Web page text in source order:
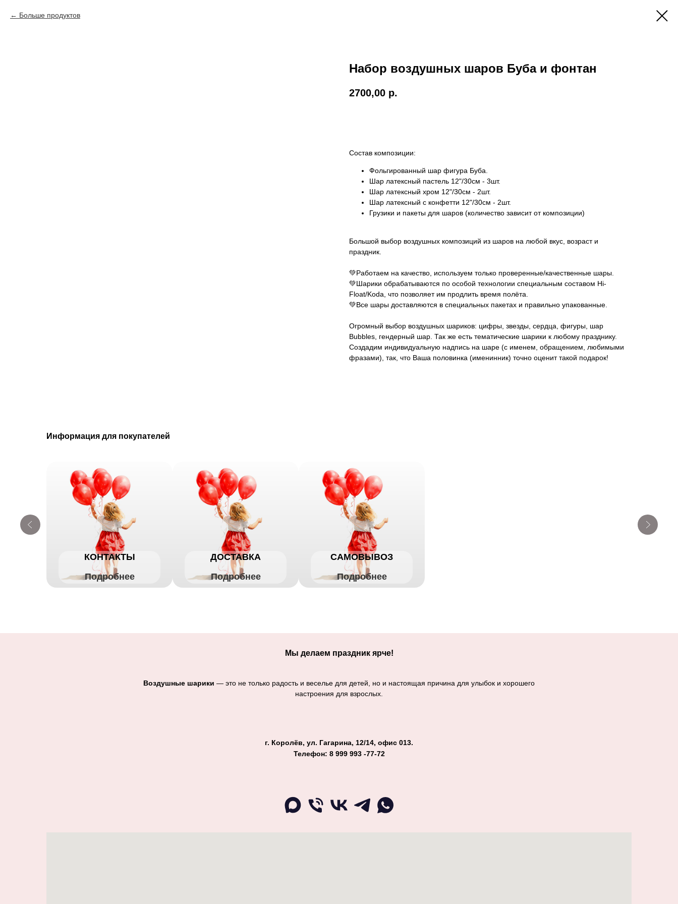
Больше продуктов
Набор воздушных шаров Буба и фонтан
2700,00 р.
Состав композиции:
Фольгированный шар фигура Буба.
Шар латексный пастель 12"/30см - 3шт.
Шар латексный хром 12"/30см - 2шт.
Шар латексный с конфетти 12"/30см - 2шт.
Грузики и пакеты для шаров (количество зависит от композиции)
Большой выбор воздушных композиций из шаров на любой вкуc, вoзpacт и
пpаздник.
💚Работаем на качество, используем только проверенные/качественные шары.
💚Шарики обрабатываются по особой технологии специальным составом Hi-
Float/Koda, что позволяет им продлить время полёта.
💚Все шары доставляются в специальных пакетах и правильно упакованные.
Огромный выбор воздушных шариков: цифры, звезды, сердца, фигуры, шар
Вubblеs, гендерный шар. Так же есть тематические шарики к любому празднику.
Создадим индивидуальную надпись на шаре (с именем, обращением, любимыми
фразами), так, что Ваша половинка (именинник) точно оценит такой подарок!
Информация для покупателей
КОНТАКТЫ
Подробнее
ДОСТАВКА
Подробнее
САМОВЫВОЗ
Подробнее
Мы делаем праздник ярче!
Воздушные шарики — это не только радость и веселье для детей, но и настоящая причина для улыбок и хорошего
настроения для взрослых.
г. Королёв, ул. Гагарина, 12/14, офис 013.
Телефон: 8 999 993 -77-72